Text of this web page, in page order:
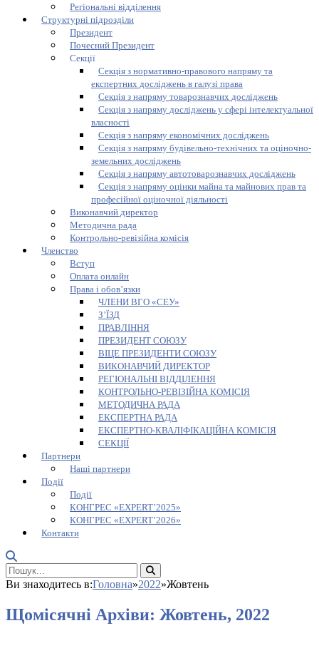
Регіональні відділення
Структурні підрозділи
Президент
Почесний Президент
Секції
Секція з нормативно-правового напряму та
експертних досліджень в галузі права
Секція з напряму товарознавчих досліджень
Секція з напряму досліджень у сфері інтелектуальної
власності
Секція з напряму економічних досліджень
Секція з напряму будівельно-технічних та оціночно-
земельних досліджень
Секція з напряму автотоварознавчих досліджень
Секція з напряму оцінки майна та майнових прав та
професійної оціночної діяльності
Виконавчий директор
Методична рада
Контрольно-ревізійна комісія
Членство
Вступ
Оплата онлайн
Права і обов’язки
ЧЛЕНИ ВГО «СЕУ»
З’ЇЗД
ПРАВЛІННЯ
ПРЕЗИДЕНТ СОЮЗУ
ВІЦЕ ПРЕЗИДЕНТИ СОЮЗУ
ВИКОНАВЧИЙ ДИРЕКТОР
РЕГІОНАЛЬНІ ВІДДІЛЕННЯ
КОНТРОЛЬНО-РЕВІЗІЙНА КОМІСІЯ
МЕТОДИЧНА РАДА
ЕКСПЕРТНА РАДА
ЕКСПЕРТНО-КВАЛІФІКАЦІЙНА КОМІСІЯ
СЕКЦІЇ
Партнери
Наші партнери
Події
Події
КОНГРЕС «EXPERT’2025»
КОНГРЕС «EXPERT’2026»
Контакти
Ви знаходитесь в:Головна»2022»Жовтень
Щомісячні Архіви: Жовтень, 2022